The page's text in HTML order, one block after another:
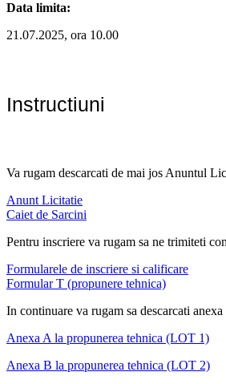
Data limita:
21.07.2025, ora 10.00
Instructiuni
Va rugam descarcati de mai jos Anuntul
Anunt Licitatie
Caiet de Sarcini
Pentru inscriere va rugam sa ne trimiteti
Formularele de inscriere si calificare
Formular T (propunere tehnica)
In continuare va rugam sa descarcati
Anexa A la propunerea tehnica (LOT 1)
Anexa B la propunerea tehnica (LOT 2)